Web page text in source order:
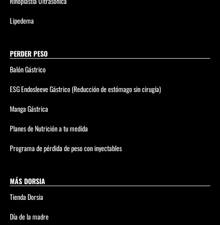
Lipedema
PERDER PESO
Balón Gástrico
ESG Endosleeve Gástrico (Reducción de estómago sin cirugía)
Manga Gástrica
Planes de Nutrición a tu medida
Programa de pérdida de peso con inyectables
MÁS DORSIA
Tienda Dorsia
Día de la madre